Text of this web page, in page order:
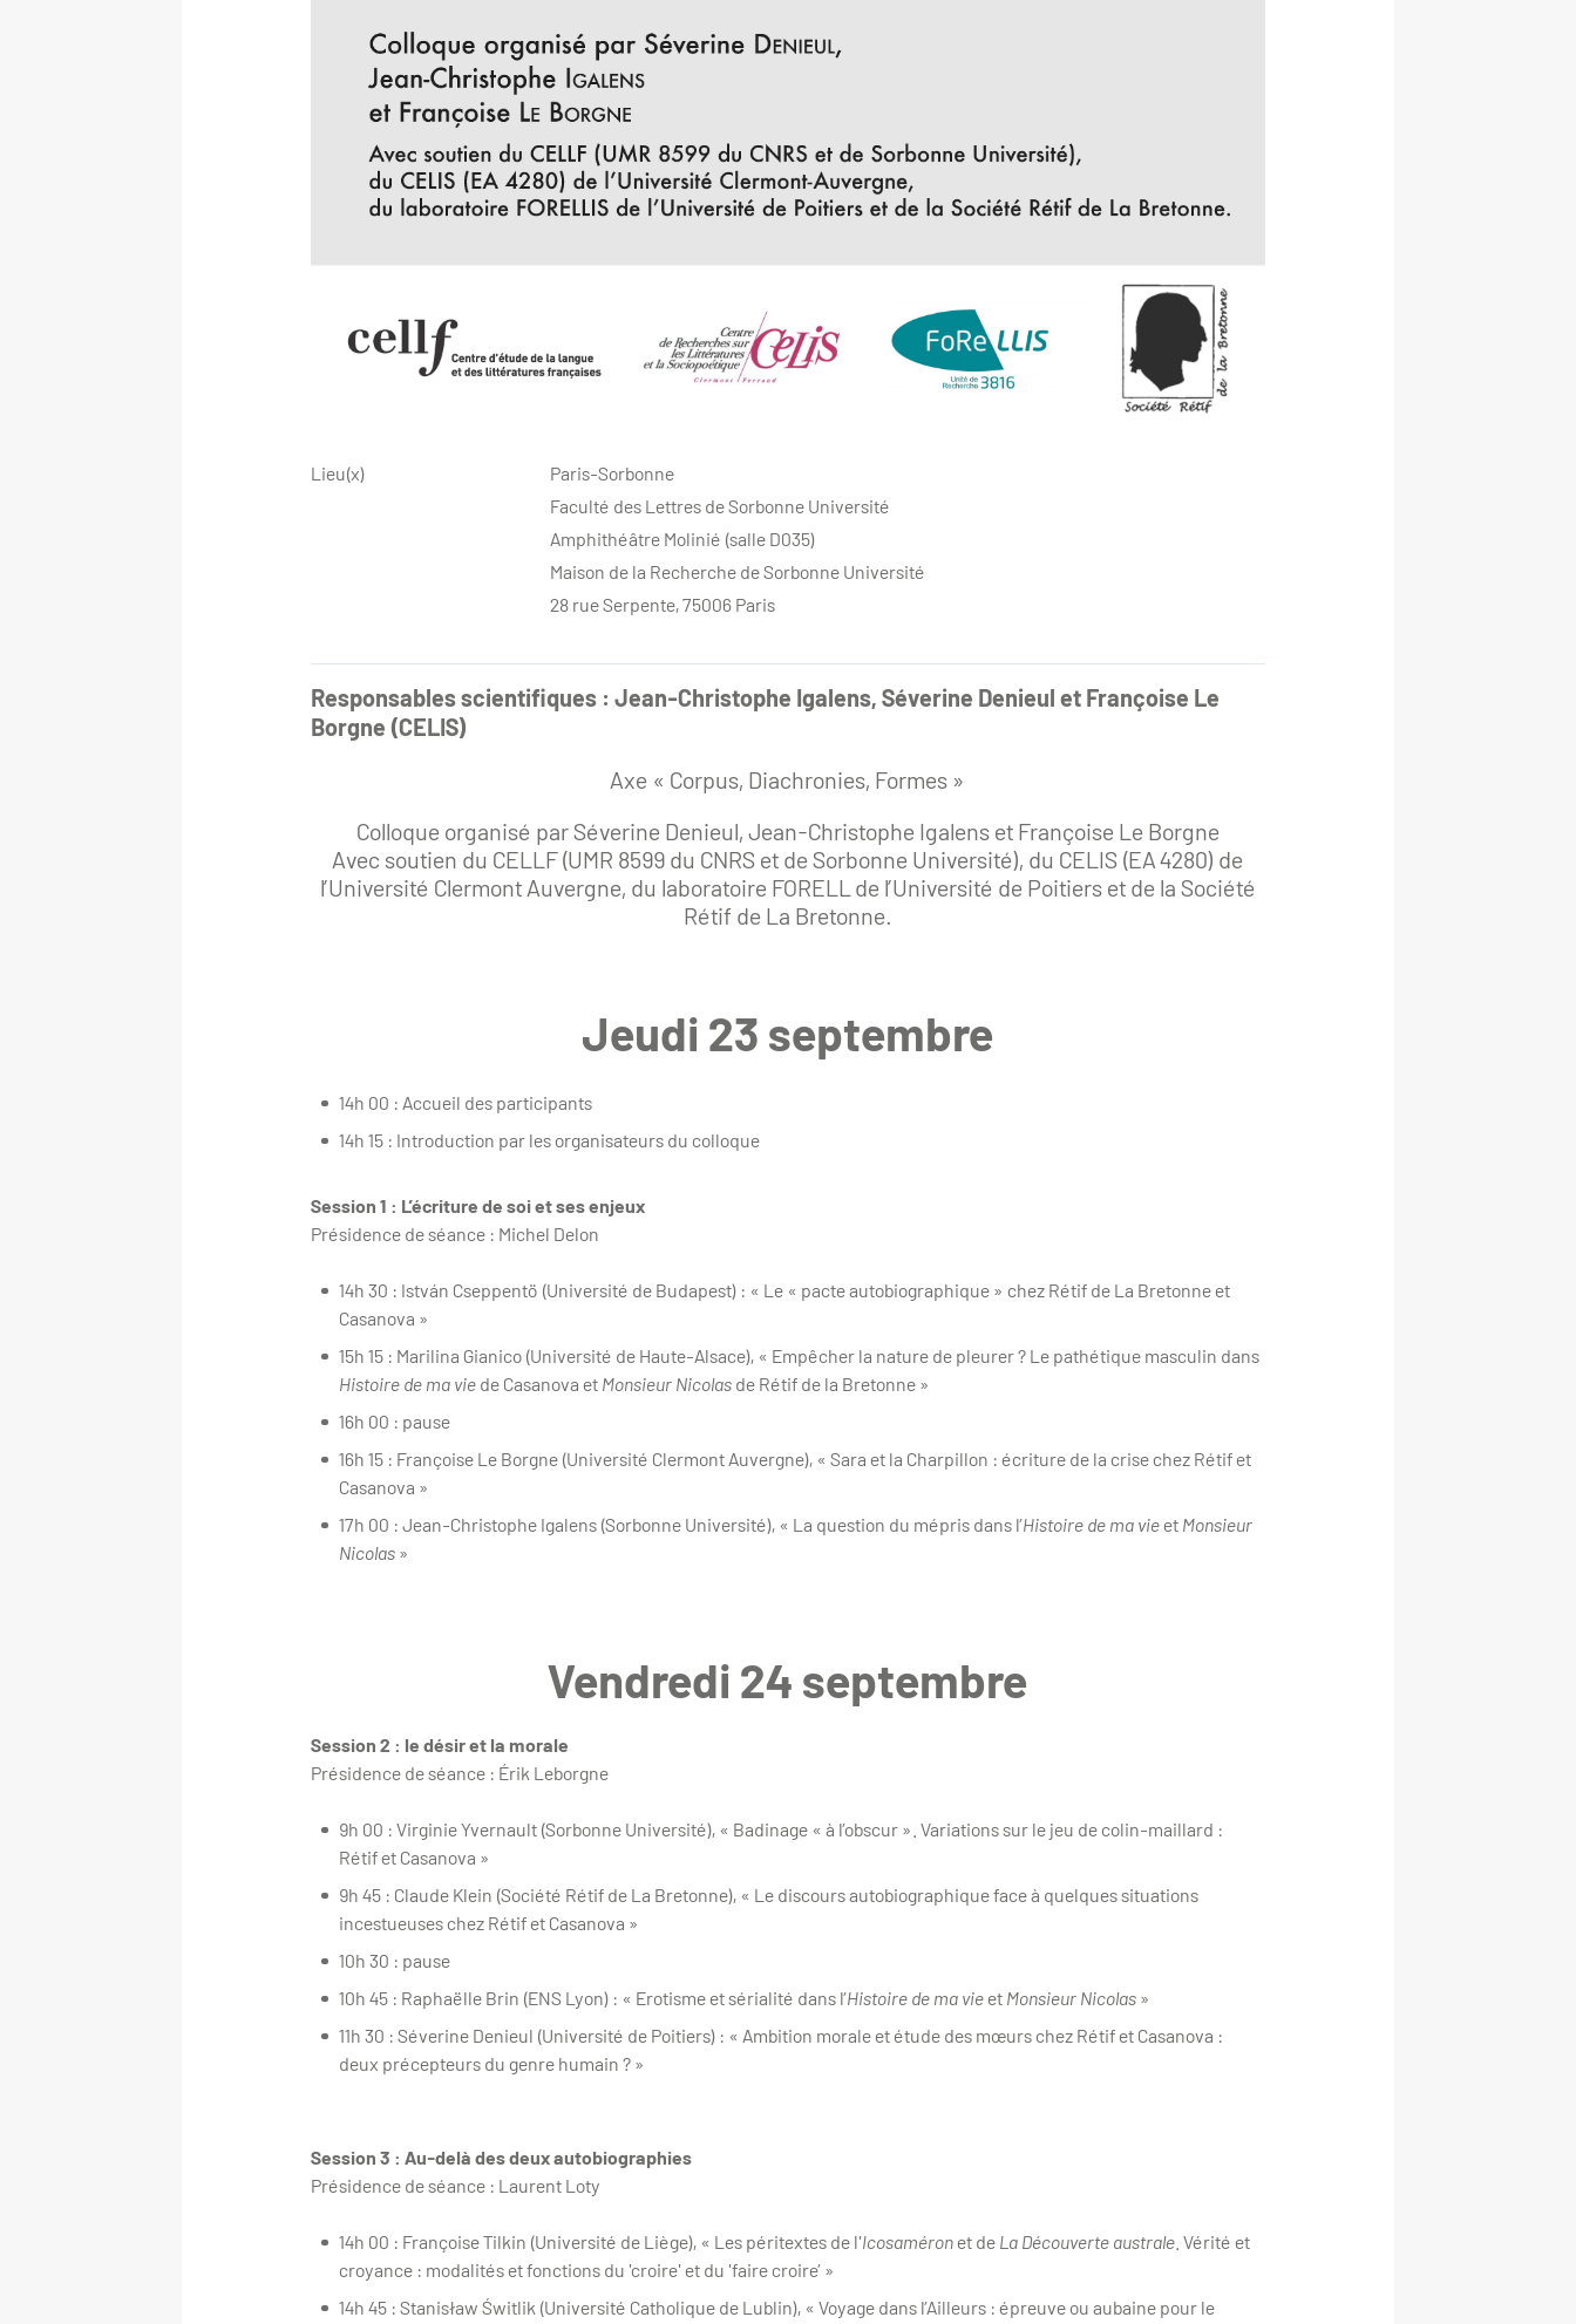
Lieu(x)
Paris-Sorbonne
Faculté des Lettres de Sorbonne Université
Amphithéâtre Molinié (salle D035)
Maison de la Recherche de Sorbonne Université
28 rue Serpente, 75006 Paris
Responsables scientifiques : Jean-Christophe Igalens, Séverine Denieul et Françoise Le
Borgne (CELIS)
Axe « Corpus, Diachronies, Formes »
Colloque organisé par Séverine Denieul, Jean-Christophe Igalens et Françoise Le Borgne
Avec soutien du CELLF (UMR 8599 du CNRS et de Sorbonne Université), du CELIS (EA 4280) de
l’Université Clermont Auvergne, du laboratoire FORELL de l’Université de Poitiers et de la Société
Rétif de La Bretonne.
Jeudi 23 septembre
14h 00 : Accueil des participants
14h 15 : Introduction par les organisateurs du colloque
Session 1 : L’écriture de soi et ses enjeux
Présidence de séance : Michel Delon
14h 30 : István Cseppentö (Université de Budapest) : « Le « pacte autobiographique » chez Rétif de La Bretonne et
Casanova »
15h 15 : Marilina Gianico (Université de Haute-Alsace), « Empêcher la nature de pleurer ? Le pathétique masculin dans
Histoire de ma vie de Casanova et Monsieur Nicolas de Rétif de la Bretonne »
16h 00 : pause
16h 15 : Françoise Le Borgne (Université Clermont Auvergne), « Sara et la Charpillon : écriture de la crise chez Rétif et
Casanova »
17h 00 : Jean-Christophe Igalens (Sorbonne Université), « La question du mépris dans l’Histoire de ma vieet Monsieur
Nicolas »
Vendredi 24 septembre
Session 2 : le désir et la morale
Présidence de séance : Érik Leborgne
9h 00 : Virginie Yvernault (Sorbonne Université), « Badinage « à l’obscur ». Variations sur le jeu de colin-maillard :
Rétif et Casanova »
9h 45 : Claude Klein (Société Rétif de La Bretonne), « Le discours autobiographique face à quelques situations
incestueuses chez Rétif et Casanova »
10h 30 : pause
10h 45 : Raphaëlle Brin (ENS Lyon) : « Erotisme et sérialité dans l’Histoire de ma vieet Monsieur Nicolas »
11h 30 : Séverine Denieul (Université de Poitiers) : « Ambition morale et étude des mœurs chez Rétif et Casanova :
deux précepteurs du genre humain ? »
Session 3 : Au-delà des deux autobiographies
Présidence de séance : Laurent Loty
14h 00 : Françoise Tilkin (Université de Liège), « Les péritextes de l'Icosaméronet de La Découverte australe . Vérité et
croyance : modalités et fonctions du 'croire' et du 'faire croire’ »
14h 45 : Stanisław Świtlik (Université Catholique de Lublin), « Voyage dans l’Ailleurs : épreuve ou aubaine pour le